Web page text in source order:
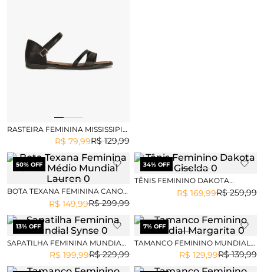
RASTEIRA FEMININA MISSISSIPI
R$ 129,99
R$ 79,99
50% OFF
BOTA TEXANA FEMININA CANO
MÉDIO MUNDIAL LAUREN
R$ 299,99
R$ 149,99
34% OFF
TÊNIS FEMININO DAKOTA
R$ 259,99
R$ 169,99
13% OFF
SAPATILHA FEMININA MUNDIAL
R$ 229,99
R$ 199,99
7% OFF
TAMANCO FEMININO MUNDIAL
R$ 139,99
R$ 129,99